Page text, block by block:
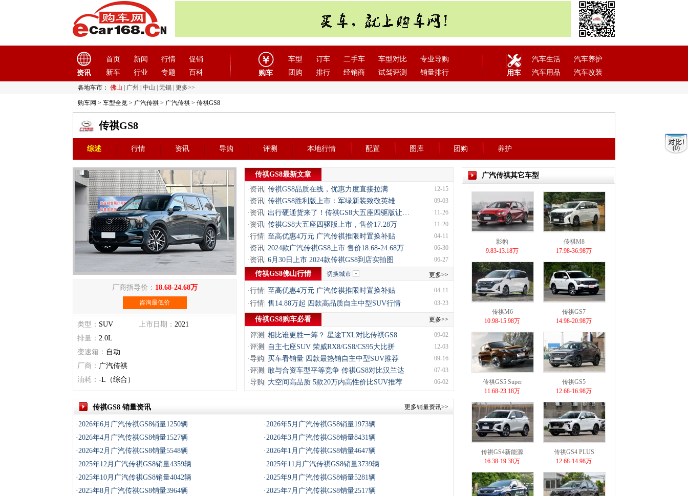
资讯
首页 新闻 行情
促销
新车
行业 专题 百科 购车
车型 订车 二手车 车型对比
专业导购
团购
排行 经销商 试驾评测 销量排行 用车
汽车生活
汽车养护
汽车用品
汽车改装
各地车市： 佛山 广州 中山 无锡 更多>>
购车网 > 车型全览 > 广汽传祺 > 广汽传祺 > 传祺GS8
传祺GS8
综述 行情 资讯 导购 评测 本地行情 配置 图库 团购 养护
厂商指导价： 18.68-24.68万
咨询最低价
类型： SUV 上市日期： 2021
排量： 2.0L
变速箱： 自动
厂商： 广汽传祺
油耗： -L（综合）
传祺GS8最新文章
· 资讯 传祺GS8品质在线，优惠力度直接拉满 12-15
· 资讯 传祺GS8胜利版上市：军绿新装致敬英雄 09-03
· 资讯 出行硬通货来了！传祺GS8大五座四驱版让… 11-26
· 资讯 传祺GS8大五座四驱版上市，售价17.28万 11-20
·行情 至高优惠4万元 广汽传祺推限时置换补贴 04-11
· 资讯 2024款广汽传祺GS8上市 售价18.68-24.68万 06-30
· 资讯 6月30日上市 2024款传祺GS8到店实拍图 06-27
传祺GS8佛山行情 切换城市 更多>>
·行情 至高优惠4万元 广汽传祺推限时置换补贴 04-11
·行情 售14.88万起 四款高品质自主中型SUV行情 03-23
传祺GS8购车必看 更多>>
·评测 相比谁更胜一筹？ 星途TXL对比传祺GS8 09-02
·评测 自主七座SUV 荣威RX8/GS8/CS95大比拼 12-03
·导购 买车看销量 四款最热销自主中型SUV推荐 09-16
·评测 敢与合资车型平等竞争 传祺GS8对比汉兰达 07-03
·导购 大空间高品质 5款20万内高性价比SUV推荐 06-02
传祺GS8 销量资讯 更多销量资讯>>
·2026年6月广汽传祺GS8销量1250辆 ·2026年5月广汽传祺GS8销量1973辆
·2026年4月广汽传祺GS8销量1527辆 ·2026年3月广汽传祺GS8销量8431辆
·2026年2月广汽传祺GS8销量5548辆 ·2026年1月广汽传祺GS8销量4647辆
·2025年12月广汽传祺GS8销量4359辆 ·2025年11月广汽传祺GS8销量3739辆
·2025年10月广汽传祺GS8销量4042辆 ·2025年9月广汽传祺GS8销量5281辆
·2025年8月广汽传祺GS8销量3964辆 ·2025年7月广汽传祺GS8销量2517辆
广汽传祺其它车型
影豹
9.83-13.18万
传祺M8
17.98-36.98万
传祺M6
10.98-15.98万
传祺GS7
14.98-20.98万
传祺GS5 Super
11.68-23.18万
传祺GS5
12.68-16.98万
传祺GS4新能源
16.38-19.38万
传祺GS4 PLUS
12.68-14.98万
(0)